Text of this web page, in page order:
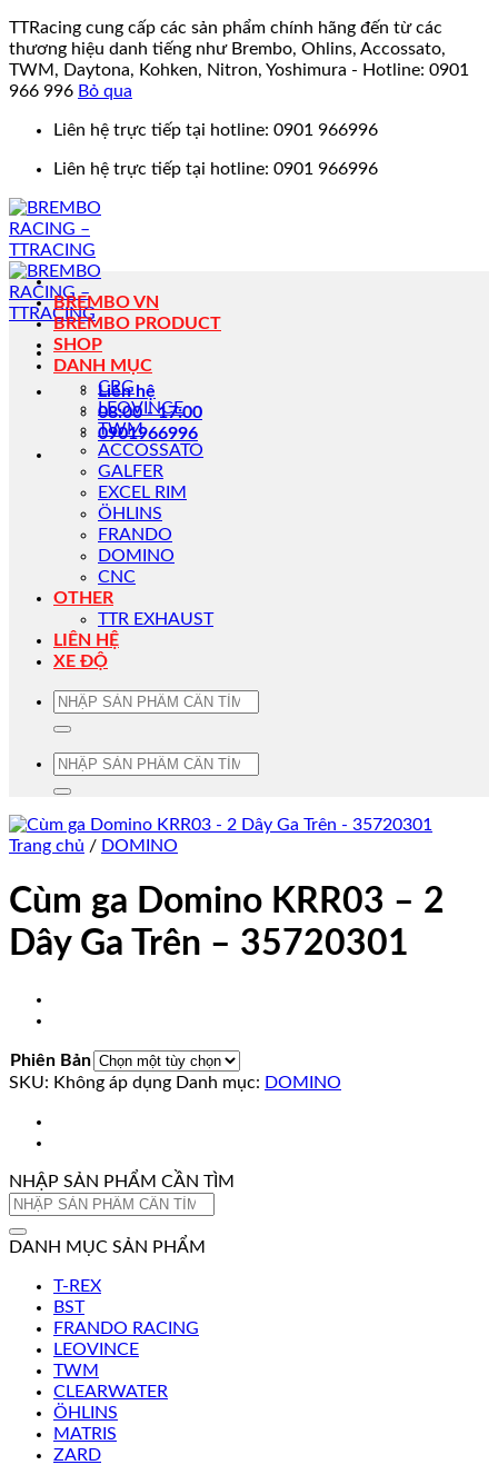
TTRacing cung cấp các sản phẩm chính hãng đến từ các
thương hiệu danh tiếng như Brembo, Ohlins, Accossato,
TWM, Daytona, Kohken, Nitron, Yoshimura - Hotline: 0901
966 996 Bỏ qua
Liên hệ trực tiếp tại hotline: 0901 966996
Liên hệ trực tiếp tại hotline: 0901 966996
Liên hệ
08:00 - 17:00
0901966996
BREMBO VN
BREMBO PRODUCT
SHOP
DANH MỤC
CRG
LEOVINCE
TWM
ACCOSSATO
GALFER
EXCEL RIM
ÖHLINS
FRANDO
DOMINO
CNC
OTHER
TTR EXHAUST
LIÊN HỆ
XE ĐỘ
Tìm
Tìm
Trang chủ / DOMINO
Cùm ga Domino KRR03 – 2
Dây Ga Trên – 35720301
Phiên Bản
SKU: Không áp dụng Danh mục: DOMINO
NHẬP SẢN PHẨM CẦN TÌM
Tìm
DANH MỤC SẢN PHẨM
T-REX
BST
FRANDO RACING
LEOVINCE
TWM
CLEARWATER
ÖHLINS
MATRIS
ZARD